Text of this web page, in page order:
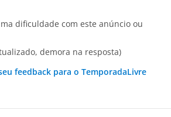
dificuldade com este anúncio ou
demora na resposta)
feedback para o TemporadaLivre